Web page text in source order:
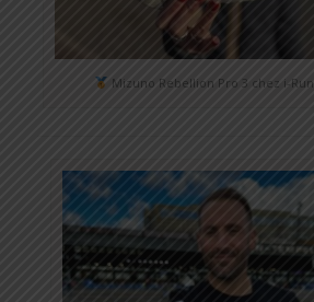
Mizuno Rebellion Pro 3 chez i-Run